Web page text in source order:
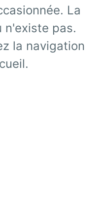
La
n'existe pas.
la navigation